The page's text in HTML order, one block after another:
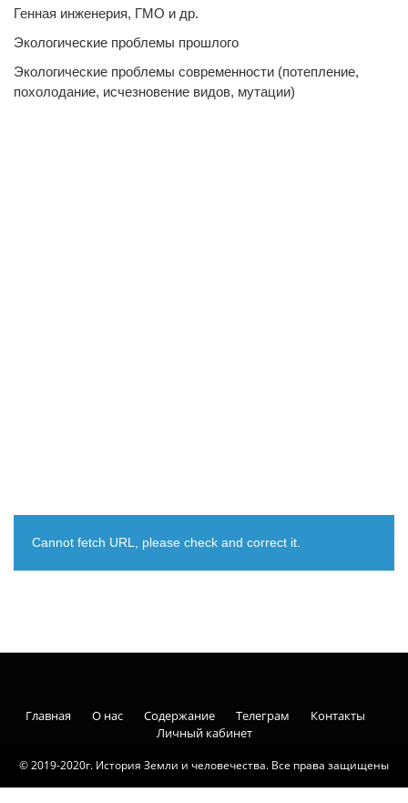
Генная инженерия, ГМО и др.
Экологические проблемы прошлого
Экологические проблемы современности (потепление,
похолодание, исчезновение видов, мутации)
Cannot fetch URL, please check and correct it.
© 2019-2020г. История Земли и человечества. Все права защищены
Главная О нас Содержание Телеграм
Контакты
Личный кабинет